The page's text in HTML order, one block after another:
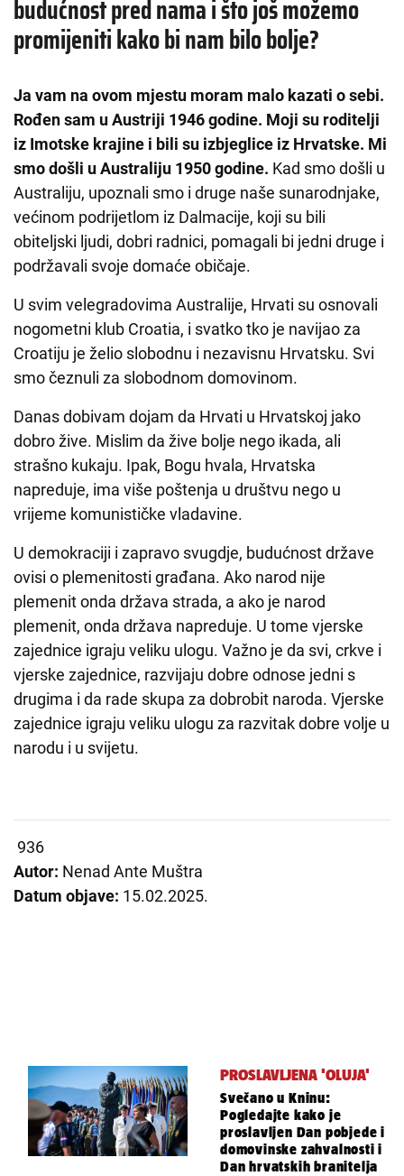
budućnost pred nama i što još možemo
promijeniti kako bi nam bilo bolje?
Ja vam na ovom mjestu moram malo kazati o sebi.
Rođen sam u Austriji 1946 godine. Moji su roditelji
iz Imotske krajine i bili su izbjeglice iz Hrvatske. Mi
smo došli u Australiju 1950 godine. Kad smo došli u
Australiju, upoznali smo i druge naše sunarodnjake,
većinom podrijetlom iz Dalmacije, koji su bili
obiteljski ljudi, dobri radnici, pomagali bi jedni druge i
podržavali svoje domaće običaje.
U svim velegradovima Australije, Hrvati su osnovali
nogometni klub Croatia, i svatko tko je navijao za
Croatiju je želio slobodnu i nezavisnu Hrvatsku. Svi
smo čeznuli za slobodnom domovinom.
Danas dobivam dojam da Hrvati u Hrvatskoj jako
dobro žive. Mislim da žive bolje nego ikada, ali
strašno kukaju. Ipak, Bogu hvala, Hrvatska
napreduje, ima više poštenja u društvu nego u
vrijeme komunističke vladavine.
U demokraciji i zapravo svugdje, budućnost države
ovisi o plemenitosti građana. Ako narod nije
plemenit onda država strada, a ako je narod
plemenit, onda država napreduje. U tome vjerske
zajednice igraju veliku ulogu. Važno je da svi, crkve i
vjerske zajednice, razvijaju dobre odnose jedni s
drugima i da rade skupa za dobrobit naroda. Vjerske
zajednice igraju veliku ulogu za razvitak dobre volje u
narodu i u svijetu.
936
Autor: Nenad Ante Muštra
Datum objave: 15.02.2025.
PROSLAVLJENA 'OLUJA'
Svečano u Kninu:
Pogledajte kako je
proslavljen Dan pobjede i
domovinske zahvalnosti i
Dan hrvatskih branitelja